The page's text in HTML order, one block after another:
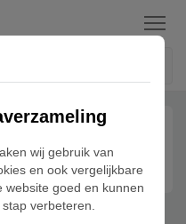
Menu
wij gebruik van
en ook vergelijkbare
website goed en kunnen
verbeteren.